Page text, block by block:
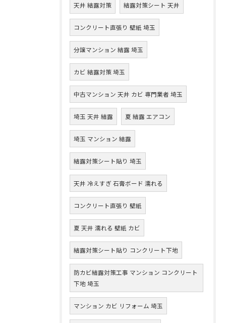
天井 結露対策 結露対策シート 天井
コンクリート直張り 壁紙 埼玉
分譲マンション 結露 埼玉
カビ 結露対策 埼玉
中古マンション 天井 カビ 専門業者 埼玉
埼玉 天井 結露 夏 結露 エアコン
埼玉 マンション 結露
結露対策シート貼り 埼玉
天井 冷えすぎ 石膏ボード 濡れる
コンクリート直張り 壁紙
夏 天井 濡れる 壁紙 カビ
結露対策シート貼り コンクリート下地
防カビ結露対策工事 マンション コンクリート
下地 埼玉
マンション カビ リフォーム 埼玉